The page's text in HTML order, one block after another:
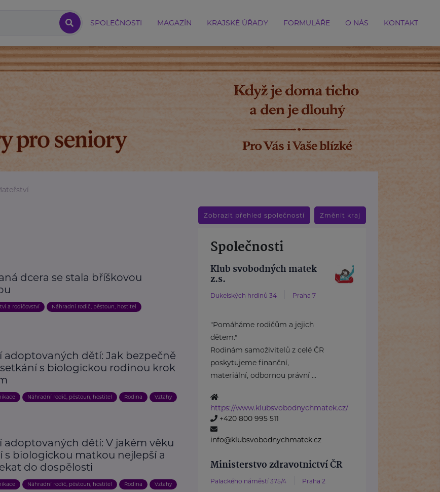
SPOLEČNOSTI MAGAZÍN KRAJSKÉ ÚŘADY FORMULÁŘE O NÁS KONTAKT
dcera se stala bříškovou
a rodičovství Náhradní rodič, pěstoun, hostitel
adoptovaných dětí: Jak bezpečně
s biologickou rodinou krok
Náhradní rodič, pěstoun, hostitel Rodina Vztahy
adoptovaných dětí: V jakém věku
s biologickou matkou nejlepší a
do dospělosti
Náhradní rodič, pěstoun, hostitel Rodina Vztahy
Zobrazit přehled společností Změnit kraj
Společnosti
Klub svobodných matek
z.s.
Dukelských hrdinů 34 Praha 7
"Pomáháme rodičům a jejich
dětem."
Rodinám samoživitelů z celé ČR
poskytujeme finanční,
materiální, odbornou právní ...
https://www.klubsvobodnychmatek.cz/
+420 800 995 511
info@klubsvobodnychmatek.cz
Ministerstvo zdravotnictví ČR
Palackého náměstí 375/4 Praha 2